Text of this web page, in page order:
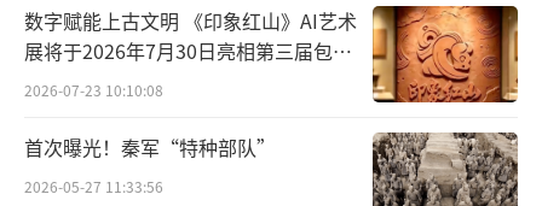
创新了文化传承的媒介生态，无人机测绘、沉
浸式体验技术等先进数字化技术让古老文
化“重获新生”。数字化技术打破了文化传播
的时空限制，为文化多样性保护创造了新动
力。世界各国不同文化内容的呈现形式在人工
数字赋能上古文明 《印象红山》AI艺术
展将于2026年7月30日亮相第三届包头
艺博会
2026-07-23 10:10:08
首次曝光！秦军“特种部队”
2026-05-27 11:33:56